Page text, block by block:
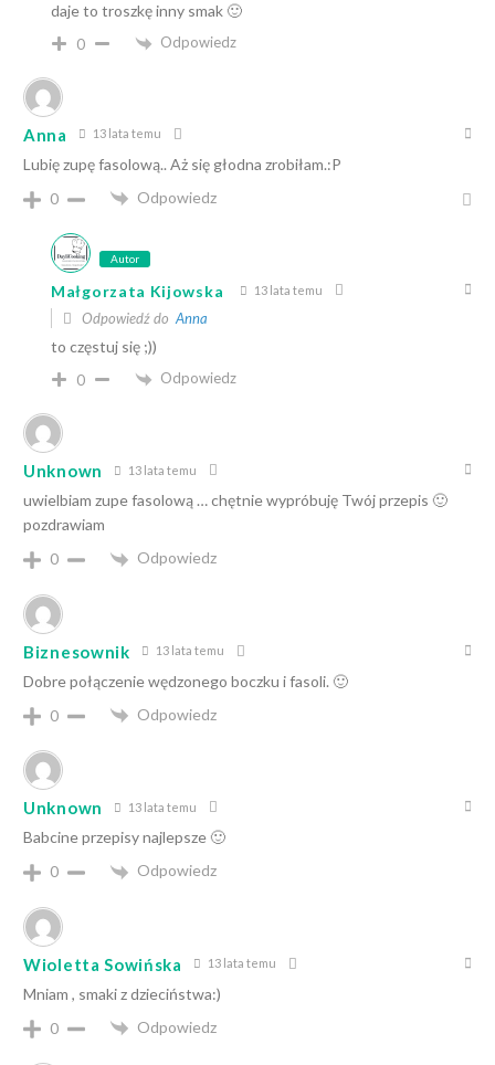
daje to troszkę inny smak 🙂
0 Odpowiedz
Anna 13 lata temu
Lubię zupę fasolową.. Aż się głodna zrobiłam.:P
0
Odpowiedz
Autor
Małgorzata Kijowska 13 lata temu
Odpowiedź doAnna
to częstuj się ;))
0 Odpowiedz
Unknown 13 lata temu
uwielbiam zupe fasolową … chętnie wypróbuję Twój przepis 🙂
pozdrawiam
0
Odpowiedz
Biznesownik 13 lata temu
Dobre połączenie wędzonego boczku i fasoli. 🙂
0
Odpowiedz
Unknown 13 lata temu
Babcine przepisy najlepsze 🙂
0
Odpowiedz
Wioletta Sowińska 13 lata temu
Mniam , smaki z dzieciństwa:)
0
Odpowiedz